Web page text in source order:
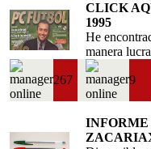
CLICK
1995
He
manera
267 9
INFORME